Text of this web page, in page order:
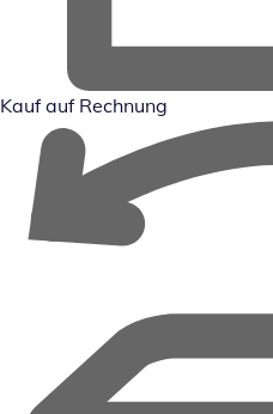
Kauf auf Rechnung